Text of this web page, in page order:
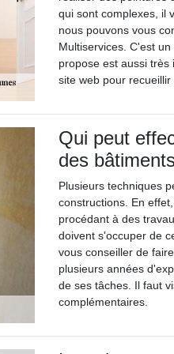
qui sont complexes, il
nous pouvons vous
Multiservices. C'est
propose est aussi
site web pour
Qui peut
des
Plusieurs techniques
constructions. En
procédant à des
doivent s'occuper de
vous conseiller de
plusieurs années
de ses tâches. Il faut
complémentaires.